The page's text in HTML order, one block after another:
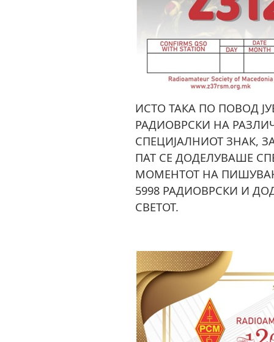
ИСТО ТАКА ПО ПОВОД
РАДИОВРСКИ НА
СПЕЦИЈАЛНИОТ ЗНАК,
ПАТ СЕ ДОДЕЛУВАШЕ
МОМЕНТОТ НА
5998 РАДИОВРСКИ И
СВЕТОТ.